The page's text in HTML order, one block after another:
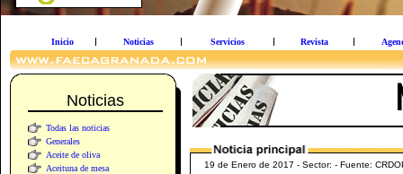
Inicio Noticias Servicios Revista
Noticias
Todas las noticias
Generales
Aceite de oliva
Aceituna de mesa
19 de Enero de 2017 - Sector: - Fuente: